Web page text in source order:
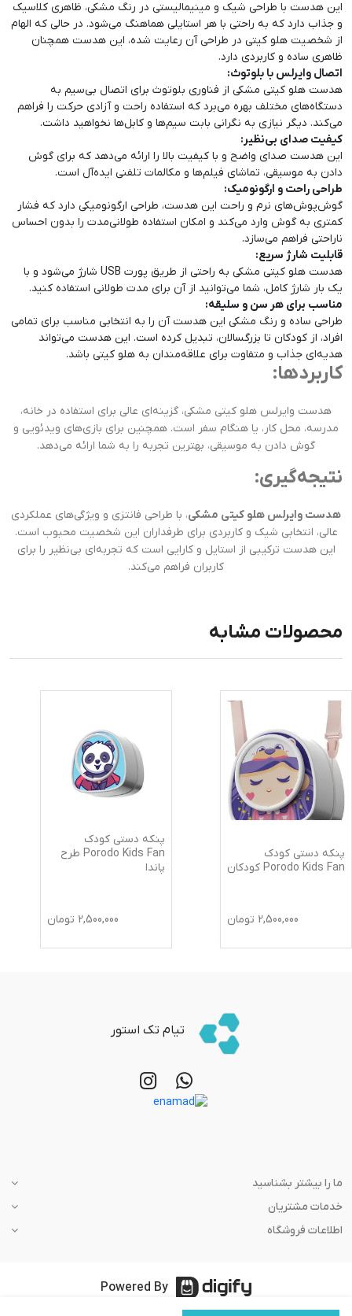
این هدست با طراحی شیک و مینیمالیستی در رنگ مشکی، ظاهری کلاسیک
و جذاب دارد که به راحتی با هر استایلی هماهنگ می‌شود. در حالی که الهام
از شخصیت هلو کیتی در طراحی آن رعایت شده، این هدست همچنان
ظاهری ساده و کاربردی دارد.
اتصال وایرلس با بلوتوث:
هدست هلو کیتی مشکی از فناوری بلوتوث برای اتصال بی‌سیم به
دستگاه‌های مختلف بهره می‌برد که استفاده راحت و آزادی حرکت را فراهم
می‌کند. دیگر نیازی به نگرانی بابت سیم‌ها و کابل‌ها نخواهید داشت.
کیفیت صدای بی‌نظیر:
این هدست صدای واضح و با کیفیت بالا را ارائه می‌دهد که برای گوش
دادن به موسیقی، تماشای فیلم‌ها و مکالمات تلفنی ایده‌آل است.
طراحی راحت و ارگونومیک:
گوش‌پوش‌های نرم و راحت این هدست، طراحی ارگونومیکی دارد که فشار
کمتری به گوش وارد می‌کند و امکان استفاده طولانی‌مدت را بدون احساس
ناراحتی فراهم می‌سازد.
قابلیت شارژ سریع:
هدست هلو کیتی مشکی به راحتی از طریق پورت USB شارژ می‌شود و با
یک بار شارژ کامل، شما می‌توانید از آن برای مدت طولانی استفاده کنید.
مناسب برای هر سن و سلیقه:
طراحی ساده و رنگ مشکی این هدست آن را به انتخابی مناسب برای تمامی
افراد، از کودکان تا بزرگسالان، تبدیل کرده است. این هدست می‌تواند
هدیه‌ای جذاب و متفاوت برای علاقه‌مندان به هلو کیتی باشد.
کاربردها:
هدست وایرلس هلو کیتی مشکی، گزینه‌ای عالی برای استفاده در خانه،
مدرسه، محل کار، یا هنگام سفر است. همچنین برای بازی‌های ویدئویی و
گوش دادن به موسیقی، بهترین تجربه را به شما ارائه می‌دهد.
نتیجه‌گیری:
هدست وایرلس هلو کیتی مشکی، با طراحی فانتزی و ویژگی‌های عملکردی
عالی، انتخابی شیک و کاربردی برای طرفداران این شخصیت محبوب است.
این هدست ترکیبی از استایل و کارایی است که تجربه‌ای بی‌نظیر را برای
کاربران فراهم می‌کند.
محصولات مشابه
پنکه دستی کودک
Porodo Kids Fan کودکان
2,500,000 تومان
پنکه دستی کودک
Porodo Kids Fan طرح
پاندا
2,500,000 تومان
تیام تک استور
ما را بیشتر بشناسید
خدمات مشتریان
اطلاعات فروشگاه
Powered By